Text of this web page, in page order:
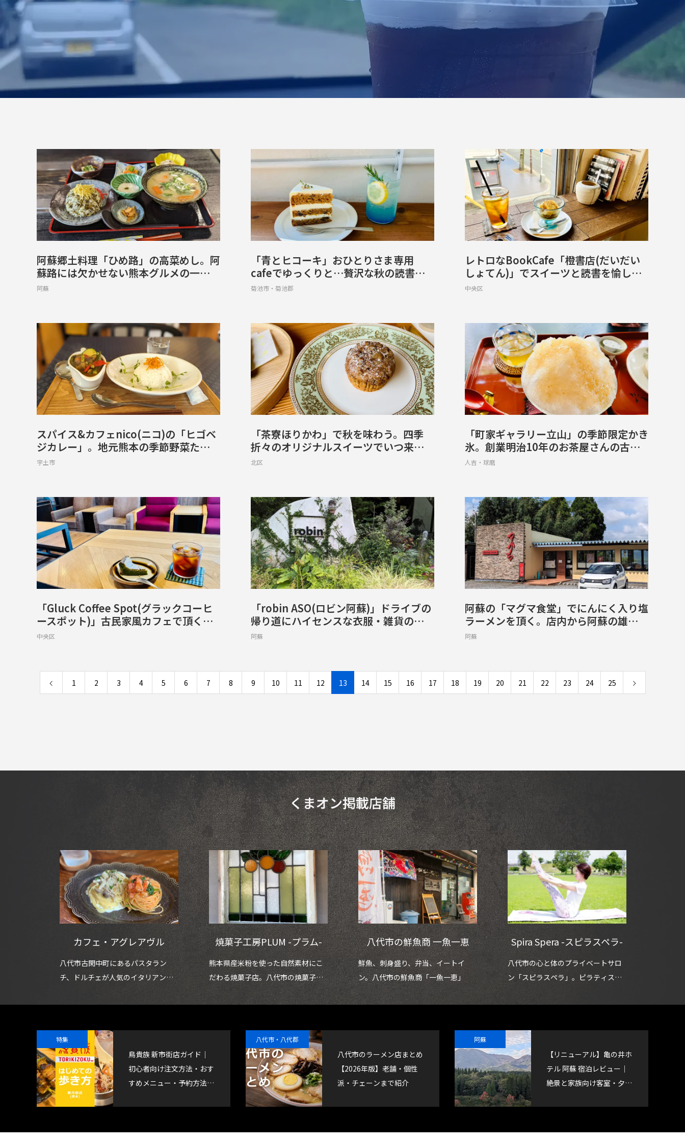
阿蘇郷土料理「ひめ路」の高菜めし。阿
蘇路には欠かせない熊本グルメの一つ
【阿蘇市乙姫】
阿蘇
「青とヒコーキ」おひとりさま専用
cafeでゆっくりと…贅沢な秋の読書タ
イムを【菊池郡大津町】
菊池市・菊池郡
レトロなBookCafe「橙書店(だいだい
しょてん)」でスイーツと読書を愉し
む。喫茶店にも近い落ち着いた場所【中
中央区
スパイス&カフェnico(ニコ)の「ヒゴベ
ジカレー」。地元熊本の季節野菜たっぷ
りのヘルシーなカレーライス【JR宇土
宇土市
「茶寮ほりかわ」で秋を味わう。四季
折々のオリジナルスイーツでいつ来ても
楽しいカフェ【熊本市北区八景水谷】
北区
「町家ギャラリー立山」の季節限定かき
氷。創業明治10年のお茶屋さんの古民
家風和風喫茶【人吉市中青井町】
人吉・球磨
「Gluck Coffee Spot(グラックコーヒ
ースポット)」古民家風カフェで頂く抹
茶チーズケーキと水出しコーヒー【熊本
中央区
「robin ASO(ロビン阿蘇)」ドライブの
帰り道にハイセンスな衣服・雑貨のセレ
クトショップを発見【南阿蘇村河陽】
阿蘇
阿蘇の「マグマ食堂」でにんにく入り塩
ラーメンを頂く。店内から阿蘇の雄大な
景色を眺めながら至福の一杯【南阿蘇村
阿蘇
1 2 3 4 5 6 7 8 9 10 11 12 13 14 15 16 17 18 19 20 21 22 23 24 25
くまオン掲載店舗
カフェ・アグレアヴル
八代市古閑中町にあるパスタラン
チ、ドルチェが人気のイタリアンカ
焼菓子工房PLUM -プラム-
熊本県産米粉を使った自然素材にこ
だわる焼菓子店。八代市の焼菓子工
房「PLUM(プラム)」
八代市の鮮魚商 一魚一恵
鮮魚、刺身盛り、弁当、イートイ
ン。八代市の鮮魚商「一魚一恵」
Spira Spera -スピラスペラ-
八代市の心と体のプライベートサロ
ン「スピラスペラ」。ピラティスを
特集
鳥貴族 新市街店ガイド｜
初心者向け注文方法・おす
すめメニュー・予約方法
八代市・八代郡
八代市のラーメン店まとめ
【2026年版】老舗・個性
派・チェーンまで紹介
阿蘇
【リニューアル】亀の井ホ
テル 阿蘇 宿泊レビュー｜
絶景と家族向け客室・夕食